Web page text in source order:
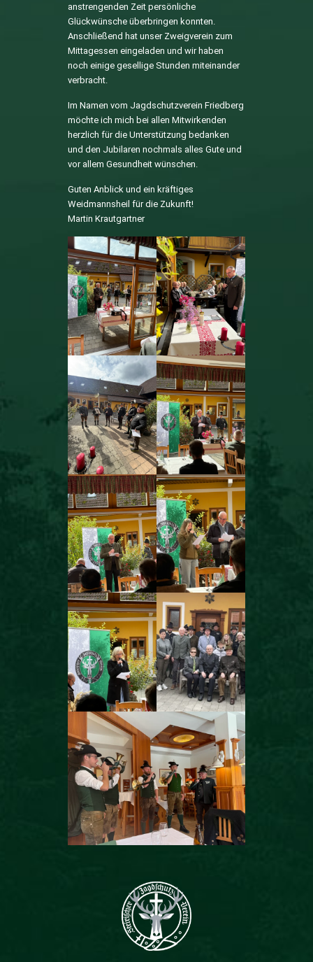
anstrengenden Zeit persönliche
Glückwünsche überbringen konnten.
Anschließend hat unser Zweigverein zum
Mittagessen eingeladen und wir haben
noch einige gesellige Stunden miteinander
verbracht.
Im Namen vom Jagdschutzverein Friedberg
möchte ich mich bei allen Mitwirkenden
herzlich für die Unterstützung bedanken
und den Jubilaren nochmals alles Gute und
vor allem Gesundheit wünschen.
Guten Anblick und ein kräftiges
Weidmannsheil für die Zukunft!
Martin Krautgartner